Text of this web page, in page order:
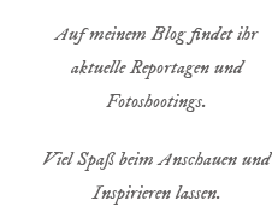
Auf meinem Blog findet ihr
aktuelle Reportagen und
Fotoshootings.
Viel Spaß beim Anschauen und
Inspirieren lassen.